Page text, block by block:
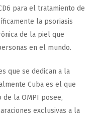
para el tratamiento de
la psoriasis
de la piel que
en el mun­do.
que se dedican a la
Cuba es el que
de la OMPI posee,
exclusivas a la